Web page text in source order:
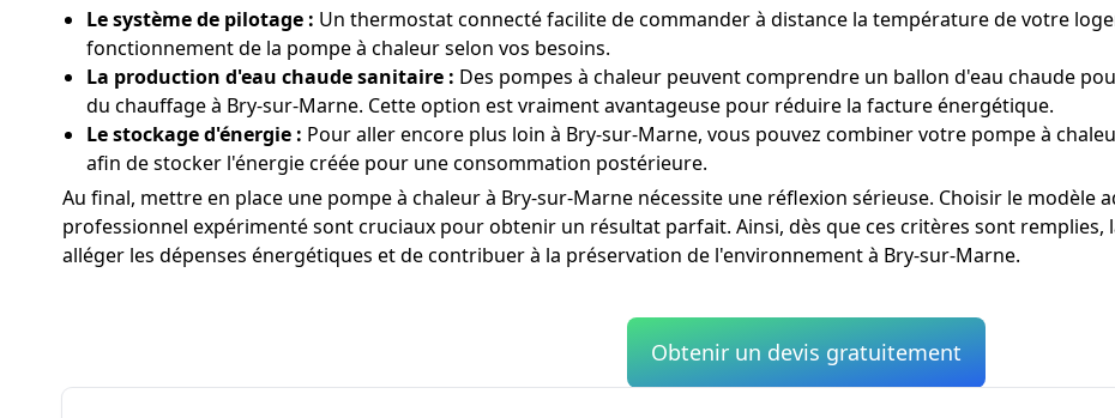
Le système de pilotage : Un thermostat connecté facilite de commander à distance la température de votre
fonctionnement de la pompe à chaleur selon vos besoins.
La production d'eau chaude sanitaire : Des pompes à chaleur peuvent comprendre un ballon d'eau chaude
du chauffage à Bry-sur-Marne. Cette option est vraiment avantageuse pour réduire la facture énergétique.
Le stockage d'énergie : Pour aller encore plus loin à Bry-sur-Marne, vous pouvez combiner votre pompe à
afin de stocker l'énergie créée pour une consommation postérieure.
Au final, mettre en place une pompe à chaleur à Bry-sur-Marne nécessite une réflexion sérieuse. Choisir le modèle
professionnel expérimenté sont cruciaux pour obtenir un résultat parfait. Ainsi, dès que ces critères sont remplies,
alléger les dépenses énergétiques et de contribuer à la préservation de l'environnement à Bry-sur-Marne.
Obtenir un devis gratuitement